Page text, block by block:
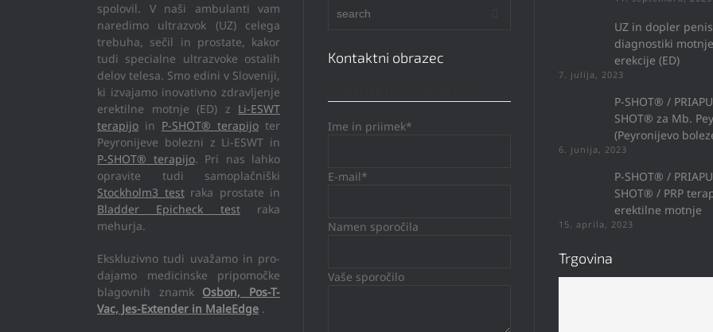
spolovil. V naši ambulanti vam
naredimo ultrazvok (UZ) celega
trebuha, sečil in prostate, kakor
tudi specialne ultrazvoke ostalih
delov telesa. Smo edini v Sloveniji,
ki izvajamo inovativno zdravljenje
erektilne motnje (ED) z Li-ESWT
terapijo in P-SHOT® terapijo ter
Peyronijeve bolezni z Li-ESWT in
P-SHOT® terapijo. Pri nas lahko
opravite tudi samoplačniški
Stockholm3 testraka prostate in
Bladder Epicheck testraka
mehurja.
Ekskluzivno tudi uvažamo in pro-
dajamo medicinske pripomočke
blagovnih znamk Osbon, Pos-T-
Vac, Jes-Extender in MaleEdge .
Kontaktni obrazec
Ime in priimek*
E-mail*
Namen sporočila
Vaše sporočilo
UZ in dopler
diagnostiki motnje
erekcije (ED)
7. julija, 2023
P-SHOT® /
SHOT® za Mb.
(Peyronijevo
6. junija, 2023
P-SHOT® /
SHOT® / PRP
erektilne motnje
15. aprila, 2023
Trgovina